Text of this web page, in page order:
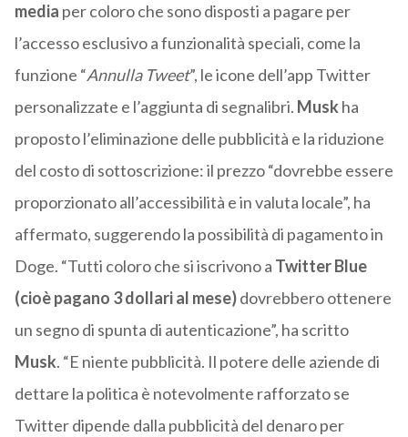
media per coloro che sono disposti a pagare per
l’accesso esclusivo a funzionalità speciali, come la
funzione “Annulla Tweet”, le icone dell’app Twitter
personalizzate e l’aggiunta di segnalibri. Muskha
proposto l’eliminazione delle pubblicità e la riduzione
del costo di sottoscrizione: il prezzo “dovrebbe essere
proporzionato all’accessibilità e in valuta locale”, ha
affermato, suggerendo la possibilità di pagamento in
Doge. “Tutti coloro che si iscrivono a Twitter Blue
(cioè pagano 3 dollari al mese)dovrebbero ottenere
un segno di spunta di autenticazione”, ha scritto
Musk. “E niente pubblicità. Il potere delle aziende di
dettare la politica è notevolmente rafforzato se
Twitter dipende dalla pubblicità del denaro per